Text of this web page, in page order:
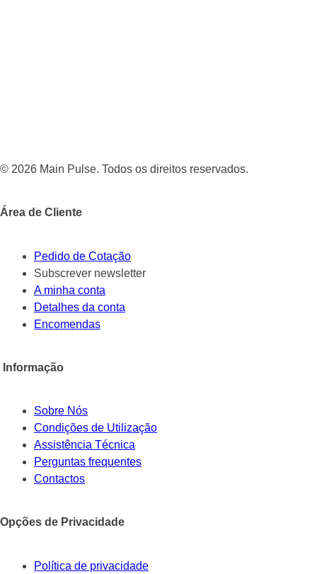
© 2026 Main Pulse. Todos os direitos reservados.
Área de Cliente
Pedido de Cotação
Subscrever newsletter
A minha conta
Detalhes da conta
Encomendas
Informação
Sobre Nós
Condições de Utilização
Assistência Técnica
Perguntas frequentes
Contactos
Opções de Privacidade
Política de privacidade